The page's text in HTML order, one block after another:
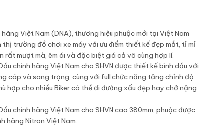
Việt Nam (DNA), thương hiệu phuộc mới tại Việt Nam
trường đồ chơi xe máy với ưu điểm thiết kế đẹp mắt, tỉ mỉ
rất mượt mà, êm ái và đặc biệt giá cả vô cùng hợp lí.
chính hãng Việt Nam cho SHVN được thiết kế bình dầu với
cáp và sang trọng, cùng với full chức năng tăng chỉnh độ
hợp cho nhiều Biker có thể đi đường xấu đẹp hay chở nặng
chính hãng Việt Nam cho SHVN cao 380mm, phuộc được
hãng Nitron Việt Nam.